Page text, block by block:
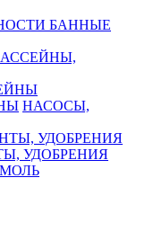
БАННЫЕ
НАСОСЫ,
УДОБРЕНИЯ